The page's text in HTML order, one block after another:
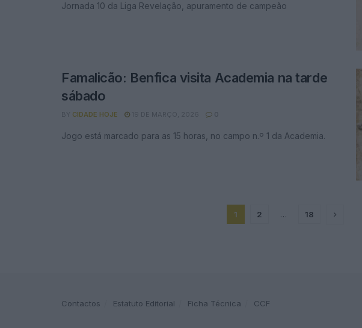
Jornada 10 da Liga Revelação, apuramento de campeão
Famalicão: Benfica visita Academia na tarde
sábado
BY CIDADE HOJE 19 DE MARÇO, 2026 0
Jogo está marcado para as 15 horas, no campo n.º 1 da Academia.
1 2 … 18
Contactos Estatuto Editorial Ficha Técnica CCF